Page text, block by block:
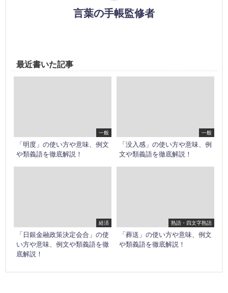
言葉の手帳監修者
最近書いた記事
一般
「明度」の使い方や意味、例文
や類義語を徹底解説！
一般
「没入感」の使い方や意味、例
文や類義語を徹底解説！
経済
「日銀金融政策決定会合」の使
い方や意味、例文や類義語を徹
底解説！
熟語・四文字熟語
「葬送」の使い方や意味、例文
や類義語を徹底解説！